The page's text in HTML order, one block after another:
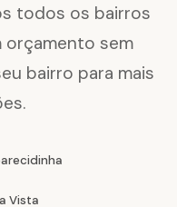
todos os bairros
orçamento sem
bairro para mais
Vista